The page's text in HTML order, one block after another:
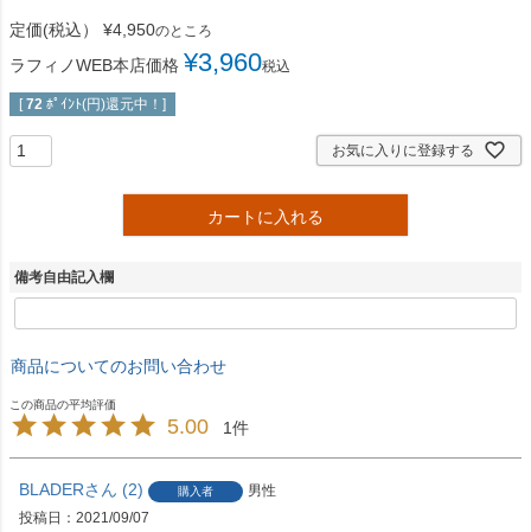
定価(税込） ¥4,950のところ
ラフィノWEB本店価格 ¥3,960税込
[ 72 ﾎﾟｲﾝﾄ(円)還元中！]
お気に入りに登録する
カートに入れる
備考自由記入欄
商品についてのお問い合わせ
5.00 1
BLADER 2 購入者
男性
投稿日
2021/09/07